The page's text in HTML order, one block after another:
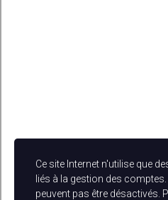
Ce site Internet n'utilise que
liés à la gestion des
peuvent pas être désactivés.